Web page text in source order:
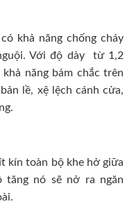
khả năng chống cháy
Với độ dày từ 1,2
năng bám chắc trên
lề, xệ lệch cánh cửa,
kín toàn bộ khe hở giữa
tăng nó sẽ nở ra ngăn